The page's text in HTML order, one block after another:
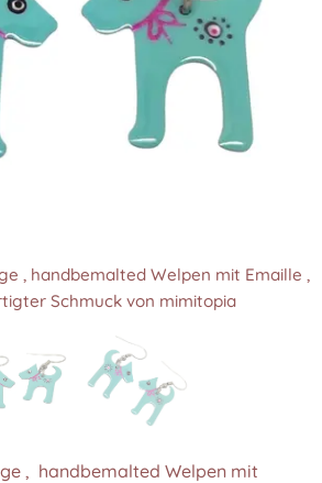
, handbemalted Welpen mit Emaille ,
Schmuck von mimitopia
, handbemalted Welpen mit Emaille ,
Schmuck von mimitopia
, handbemalted Welpen mit Emaille ,
Schmuck von mimitopia
, handbemalted Welpen mit